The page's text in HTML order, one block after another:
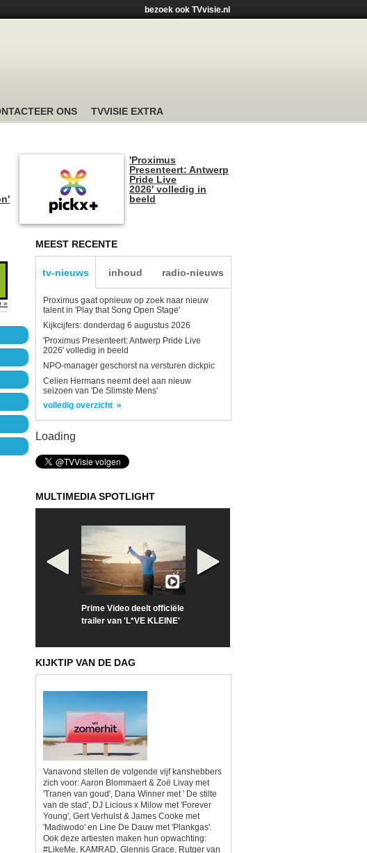
bezoek ook TVvisie.nl
ONS TVVISIE EXTRA
'Proximus
Presenteert: Antwerp
Pride Live
2026' volledig in
beeld
»
MEEST RECENTE
tv-nieuws inhoud radio-nieuws
Proximus gaat opnieuw op zoek naar nieuw
talent in 'Play that Song Open Stage'
Kijkcijfers: donderdag 6 augustus 2026
'Proximus Presenteert: Antwerp Pride Live
2026' volledig in beeld
NPO-manager geschorst na versturen dickpic
Celien Hermans neemt deel aan nieuw
seizoen van 'De Slimste Mens'
volledig overzicht
Loading
MULTIMEDIA SPOTLIGHT
Prime Video deelt officiële
trailer van 'L*VE KLEINE'
KIJKTIP VAN DE DAG
Vanavond stellen de volgende vijf kanshebbers
zich voor: Aaron Blommaert & Zoë Livay met
'Tranen van goud', Dana Winner met ' De stilte
van de stad', DJ Licious x Milow met 'Forever
Young', Gert Verhulst & James Cooke met
'Madiwodo' en Line De Dauw met 'Plankgas'.
Ook deze artiesten maken hun opwachting:
#LikeMe, KAMRAD, Glennis Grace, Rutger van